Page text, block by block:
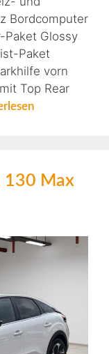
Bordcomputer
Paket Glossy
Paket
vorn
Top Rear
130 Max